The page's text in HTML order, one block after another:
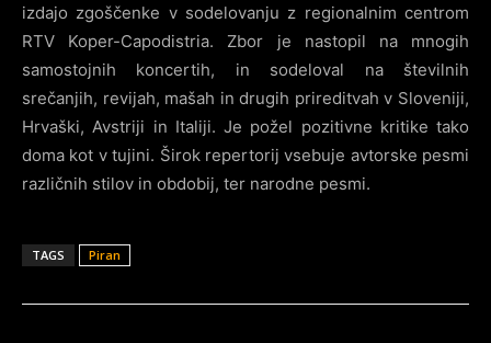
izdajo zgoščenke v sodelovanju z regionalnim centrom
RTV Koper-Capodistria. Zbor je nastopil na mnogih
samostojnih koncertih, in sodeloval na številnih
srečanjih, revijah, mašah in drugih prireditvah v Sloveniji,
Hrvaški, Avstriji in Italiji. Je požel pozitivne kritike tako
doma kot v tujini. Širok repertorij vsebuje avtorske pesmi
različnih stilov in obdobij, ter narodne pesmi.
TAGS Piran